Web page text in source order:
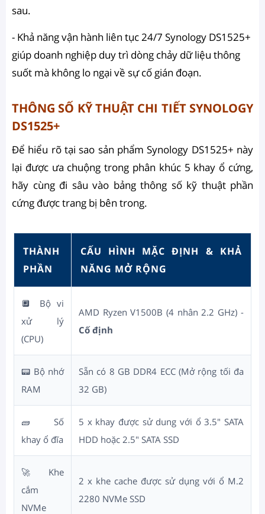
sau.
- Khả năng vận hành liên tục 24/7 Synology DS1525+
giúp doanh nghiệp duy trì dòng chảy dữ liệu thông
suốt mà không lo ngại về sự cố gián đoạn.
THÔNG SỐ KỸ THUẬT CHI TIẾT SYNOLOGY
DS1525+
Để hiểu rõ tại sao sản phẩm Synology DS1525+ này
lại được ưa chuộng trong phân khúc 5 khay ổ cứng,
hãy cùng đi sâu vào bảng thông số kỹ thuật phần
cứng được trang bị bên trong.
THÀNH
PHẦN
CẤU HÌNH MẶC ĐỊNH & KHẢ
NĂNG MỞ RỘNG
🔲 Bộ vi
xử lý
(CPU)
AMD Ryzen V1500B (4 nhân 2.2 GHz) -
Cố định
📟 Bộ nhớ
RAM
Sẵn có 8 GB DDR4 ECC (Mở rộng tối đa
32 GB)
🧱 Số
khay ổ đĩa
5 x khay được sử dung với ổ 3.5" SATA
HDD hoặc 2.5" SATA SSD
🚀 Khe
cắm
NVMe
2 x khe cache được sử dụng với ổ M.2
2280 NVMe SSD